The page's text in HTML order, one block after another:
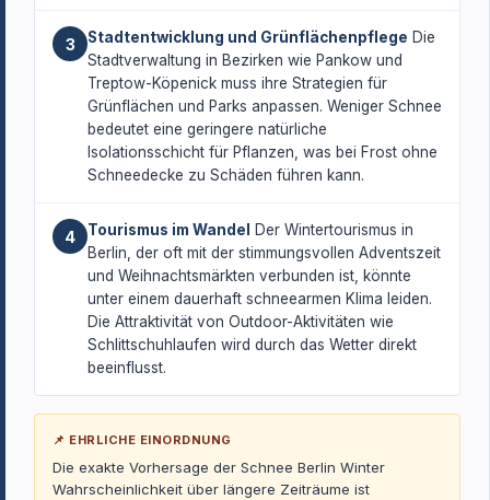
3 Stadtentwicklung und Grünflächenpflege Die
Stadtverwaltung in Bezirken wie Pankow und
Treptow-Köpenick muss ihre Strategien für
Grünflächen und Parks anpassen. Weniger Schnee
bedeutet eine geringere natürliche
Isolationsschicht für Pflanzen, was bei Frost ohne
Schneedecke zu Schäden führen kann.
4 Tourismus im Wandel
Der Wintertourismus in
Berlin, der oft mit der stimmungsvollen Adventszeit
und Weihnachtsmärkten verbunden ist, könnte
unter einem dauerhaft schneearmen Klima leiden.
Die Attraktivität von Outdoor-Aktivitäten wie
Schlittschuhlaufen wird durch das Wetter direkt
beeinflusst.
📌 EHRLICHE EINORDNUNG
Die exakte Vorhersage der Schnee Berlin Winter
Wahrscheinlichkeit über längere Zeiträume ist